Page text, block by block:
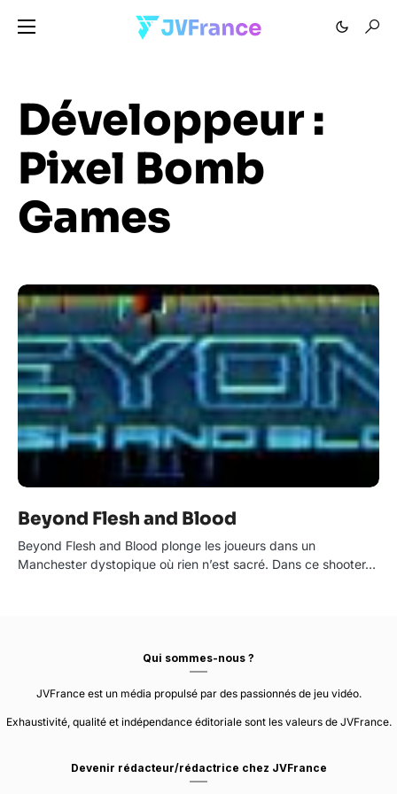
Développeur :
Pixel Bomb
Games
Beyond Flesh and Blood
Beyond Flesh and Blood plonge les joueurs dans un
Manchester dystopique où rien n’est sacré. Dans ce shooter…
Qui sommes-nous ?
JVFrance est un média propulsé par des passionnés de jeu vidéo.
Exhaustivité, qualité et indépendance éditoriale sont les valeurs de JVFrance.
Devenir rédacteur/rédactrice chez JVFrance